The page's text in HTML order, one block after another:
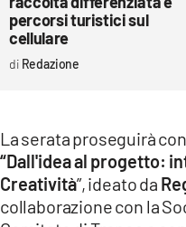
percorsi turistici sul
cellulare
Redazione
La serata proseguirà
“Dall'idea al progetto:
Creatività”, ideato da
collaborazione con la